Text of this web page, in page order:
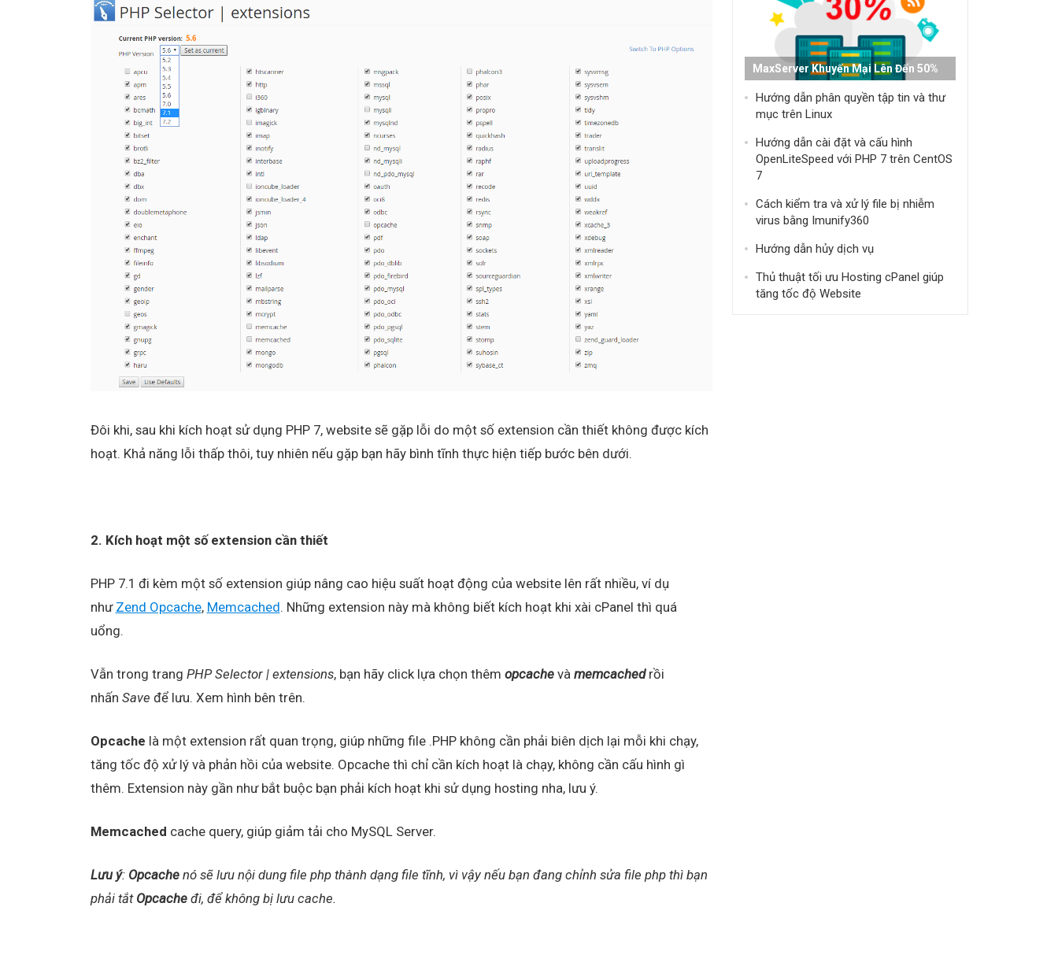
Đôi khi, sau khi kích hoạt sử dụng PHP 7, website sẽ gặp lỗi do một số extension cần thiết không được kích
hoạt. Khả năng lỗi thấp thôi, tuy nhiên nếu gặp bạn hãy bình tĩnh thực hiện tiếp bước bên dưới.
2. Kích hoạt một số extension cần thiết
PHP 7.1 đi kèm một số extension giúp nâng cao hiệu suất hoạt động của website lên rất nhiều, ví dụ
như Zend Opcache, Memcached. Những extension này mà không biết kích hoạt khi xài cPanel thì quá
uổng.
Vẫn trong trang PHP Selector | extensions, bạn hãy click lựa chọn thêm opcachevà memcachedrồi
nhấn Save để lưu. Xem hình bên trên.
Opcache là một extension rất quan trọng, giúp những file .PHP không cần phải biên dịch lại mỗi khi chạy,
tăng tốc độ xử lý và phản hồi của website. Opcache thì chỉ cần kích hoạt là chạy, không cần cấu hình gì
thêm. Extension này gần như bắt buộc bạn phải kích hoạt khi sử dụng hosting nha, lưu ý.
Memcached cache query, giúp giảm tải cho MySQL Server.
Lưu ý: Opcachenó sẽ lưu nội dung file php thành dạng file tĩnh, vì vậy nếu bạn đang chỉnh sửa file php thì bạn
phải tắt Opcacheđi, để không bị lưu cache.
MaxServer Khuyến Mại Lên Đến 50%
Hướng dẫn phân quyền tập tin và thư
mục trên Linux
Hướng dẫn cài đặt và cấu hình
OpenLiteSpeed ​​với PHP 7 trên CentOS
7
Cách kiểm tra và xử lý file bị nhiễm
virus bằng Imunify360
Hướng dẫn hủy dịch vụ
Thủ thuật tối ưu Hosting cPanel giúp
tăng tốc độ Website